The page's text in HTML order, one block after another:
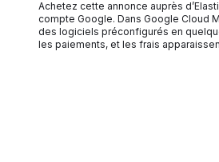
Achetez cette annonce auprès
compte Google. Dans Google Cloud
des logiciels préconfigurés en
les paiements, et les frais